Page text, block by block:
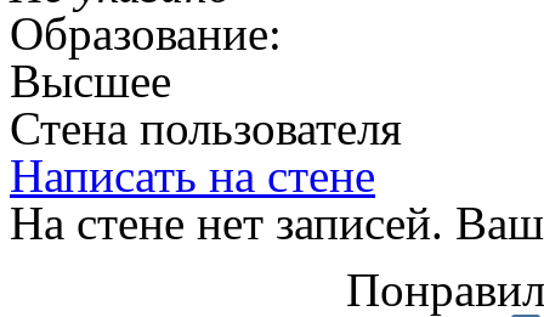
Образование:
Высшее
Стена пользователя
Написать на стене
На стене нет записей.